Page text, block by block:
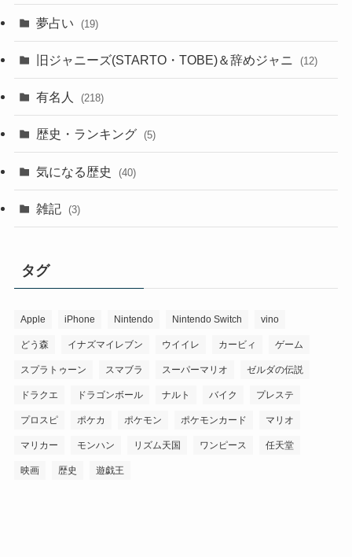
夢占い (19)
旧ジャニーズ(STARTO・TOBE)＆辞めジャニ (12)
有名人 (218)
歴史・ランキング (5)
気になる歴史 (40)
雑記 (3)
タグ
Apple iPhone Nintendo Nintendo Switch vino
どう森 イナズマイレブン ウイイレ カービィ ゲーム
スプラトゥーン スマブラ スーパーマリオ ゼルダの伝説
ドラクエ ドラゴンボール ナルト バイク プレステ
プロスピ ポケカ ポケモン ポケモンカード マリオ
マリカー モンハン リズム天国 ワンピース 任天堂
映画 歴史 遊戯王